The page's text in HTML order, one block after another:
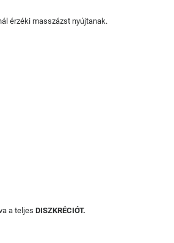
érzéki masszázst nyújtanak.
a teljes DISZKRÉCIÓT.